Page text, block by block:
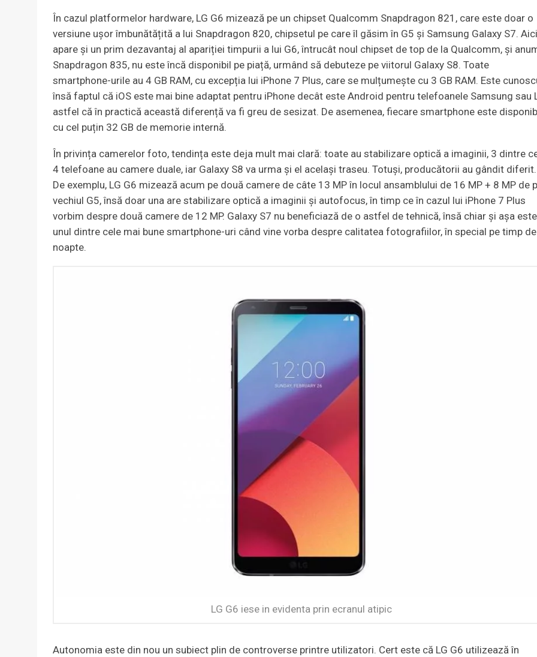
În cazul platformelor hardware, LG G6 mizează pe un chipset Qualcomm Snapdragon 821, care este doar o
versiune ușor îmbunătățită a lui Snapdragon 820, chipsetul pe care îl găsim în G5 și Samsung Galaxy S7.
apare și un prim dezavantaj al apariției timpurii a lui G6, întrucât noul chipset de top de la Qualcomm, și
Snapdragon 835, nu este încă disponibil pe piață, urmând să debuteze pe viitorul Galaxy S8. Toate
smartphone-urile au 4 GB RAM, cu excepția lui iPhone 7 Plus, care se mulțumește cu 3 GB RAM. Este
însă faptul că iOS este mai bine adaptat pentru iPhone decât este Android pentru telefoanele Samsung sau
astfel că în practică această diferență va fi greu de sesizat. De asemenea, fiecare smartphone este
cu cel puțin 32 GB de memorie internă.
În privința camerelor foto, tendința este deja mult mai clară: toate au stabilizare optică a imaginii, 3 dintre
4 telefoane au camere duale, iar Galaxy S8 va urma și el același traseu. Totuși, producătorii au gândit diferit.
De exemplu, LG G6 mizează acum pe două camere de câte 13 MP în locul ansamblului de 16 MP + 8 MP de
vechiul G5, însă doar una are stabilizare optică a imaginii și autofocus, în timp ce în cazul lui iPhone 7 Plus
vorbim despre două camere de 12 MP. Galaxy S7 nu beneficiază de o astfel de tehnică, însă chiar și așa este
unul dintre cele mai bune smartphone-uri când vine vorba despre calitatea fotografiilor, în special pe timp de
noapte.
LG G6 iese in evidenta prin ecranul atipic
Autonomia este din nou un subiect plin de controverse printre utilizatori. Cert este că LG G6 utilizează în